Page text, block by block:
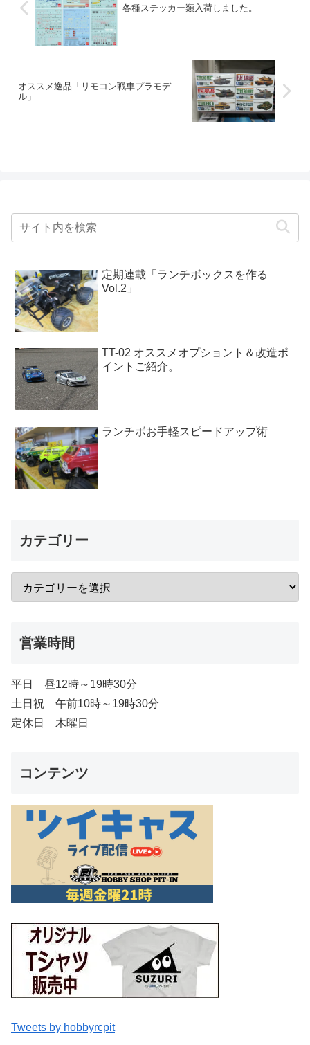
各種ステッカー類入荷しました。
オススメ逸品「リモコン戦車プラモデ
ル」
定期連載「ランチボックスを作る
Vol.2」
TT-02 オススメオプショント＆改造ポ
イントご紹介。
ランチボお手軽スピードアップ術
カテゴリー
営業時間
平日 昼12時～19時30分
土日祝 午前10時～19時30分
定休日 木曜日
コンテンツ
Tweets by hobbyrcpit